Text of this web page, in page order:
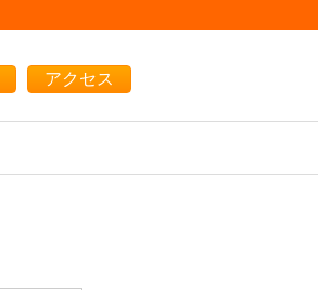
アクセス